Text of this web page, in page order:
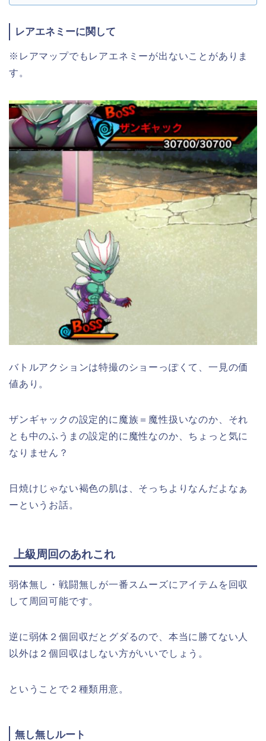
レアエネミーに関して
※レアマップでもレアエネミーが出ないことがありま
す。
バトルアクションは特撮のショーっぽくて、一見の価
値あり。
ザンギャックの設定的に魔族＝魔性扱いなのか、それ
とも中のふうまの設定的に魔性なのか、ちょっと気に
なりません？
日焼けじゃない褐色の肌は、そっちよりなんだよなぁ
ーというお話。
上級周回のあれこれ
弱体無し・戦闘無しが一番スムーズにアイテムを回収
して周回可能です。
逆に弱体２個回収だとグダるので、本当に勝てない人
以外は２個回収はしない方がいいでしょう。
ということで２種類用意。
無し無しルート